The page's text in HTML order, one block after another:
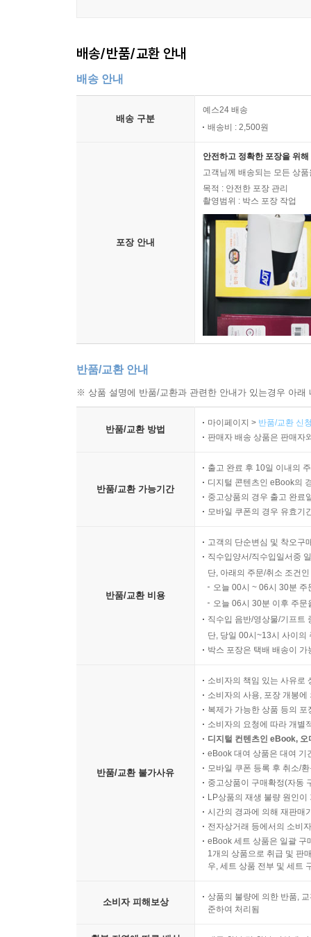
배송/반품/교환 안내
배송 안내
배송 구분
예스24 배송
배송비 : 2,500원
포장 안내
안전하고 정확한 포장을 위
고객님께 배송되는 모든 상
목적 : 안전한 포장 관리
촬영범위 : 박스 포장 작업
반품/교환 안내
※ 상품 설명에 반품/교환과 관련한 안내가 있는경우 아
반품/교환 방법
마이페이지 > 반품/교환 신
판매자 배송 상품은 판매자
반품/교환 가능기간
출고 완료 후 10일 이내의
디지털 콘텐츠인 eBook의
중고상품의 경우 출고 완료
모바일 쿠폰의 경우 유효기
반품/교환 비용
고객의 단순변심 및 착오구
직수입양서/직수입일서중
단, 아래의 주문/취소 조건
오늘 00시 ~ 06시 30분
오늘 06시 30분 이후 주
직수입 음반/영상물/기프트
단, 당일 00시~13시 사이의
박스 포장은 택배 배송이
반품/교환 불가사유
소비자의 책임 있는 사유로
소비자의 사용, 포장 개봉
복제가 가능한 상품 등의
소비자의 요청에 따라 개별
디지털 컨텐츠인 eBook,
eBook 대여 상품은 대여 기
모바일 쿠폰 등록 후 취소/
중고상품이 구매확정(자동
LP상품의 재생 불량 원인
시간의 경과에 의해 재판매
전자상거래 등에서의 소비
eBook 세트 상품은 일괄 구
1개의 상품으로 취급 및 판
우, 세트 상품 전부 및 세트
소비자 피해보상
상품의 불량에 의한 반품,
준하여 처리됨